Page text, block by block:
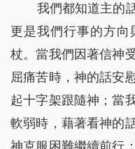
我們都知道主的
更是我們行事的方
杖。當我們因著信神
屈痛苦時，神的話安
起十字架跟隨神；當
軟弱時，藉著看神的
神克服困難繼續前行